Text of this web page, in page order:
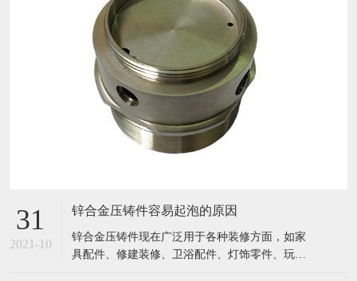
31
2021-10
锌合金压铸件容易起泡的原因
锌合金压铸件现在广泛用于各种装修方面，如家
具配件、修建装修、卫浴配件、灯饰零件、玩